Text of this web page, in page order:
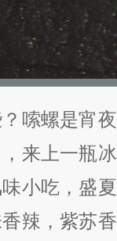
嗦螺是宵
来上一瓶
小吃，盛
辣，紫苏